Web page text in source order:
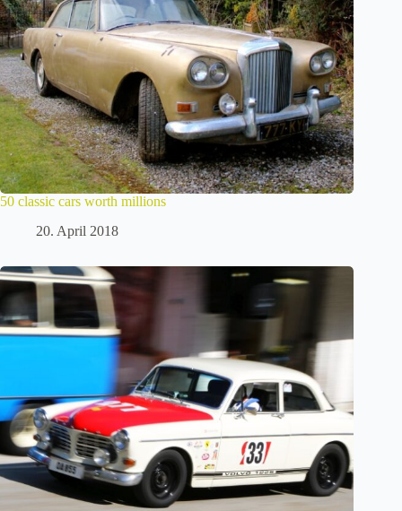
50 classic cars worth millions
20. April 2018